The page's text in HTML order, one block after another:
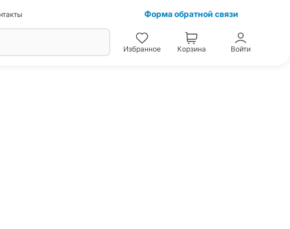
Форма обратной связи
Избранное Корзина Войти